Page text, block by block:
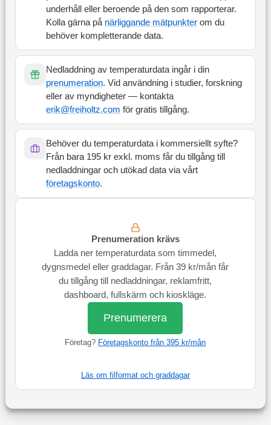
underhåll eller beroende på den som rapporterar.
Kolla gärna på närliggande mätpunkterom du
behöver kompletterande data.
Nedladdning av temperaturdata ingår i din
prenumeration. Vid användning i studier, forskning
eller av myndigheter — kontakta
erik@freiholtz.com för gratis tillgång.
Behöver du temperaturdata i kommersiellt syfte?
Från bara 195 kr exkl. moms får du tillgång till
nedladdningar och utökad data via vårt
företagskonto.
Prenumeration krävs
Ladda ner temperaturdata som timmedel,
dygnsmedel eller graddagar. Från 39 kr/mån får
du tillgång till nedladdningar, reklamfritt,
dashboard, fullskärm och kioskläge.
Prenumerera
Företag? Företagskonto från 395 kr/mån
Läs om filformat och graddagar